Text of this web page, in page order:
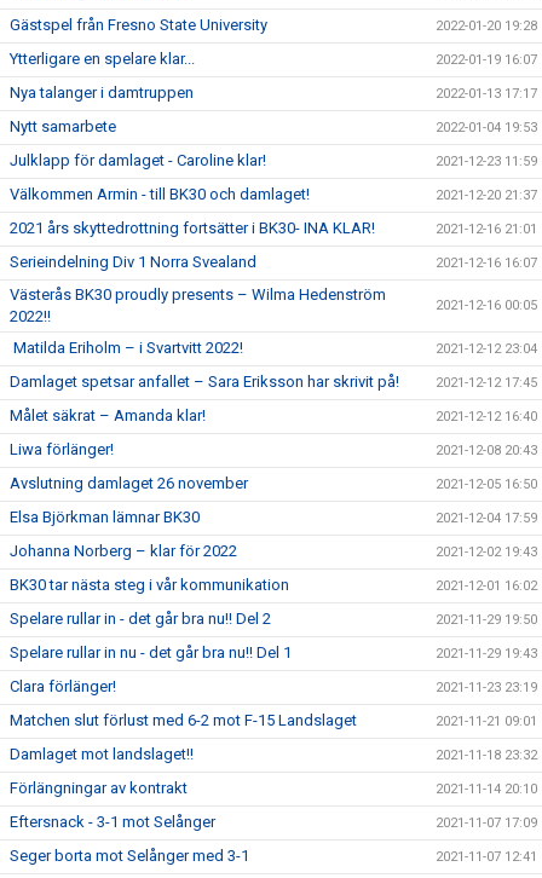
Gästspel från Fresno State University 2022-01-20 19:28
Ytterligare en spelare klar... 2022-01-19 16:07
Nya talanger i damtruppen 2022-01-13 17:17
Nytt samarbete 2022-01-04 19:53
Julklapp för damlaget - Caroline klar! 2021-12-23 11:59
Välkommen Armin - till BK30 och damlaget! 2021-12-20 21:37
2021 års skyttedrottning fortsätter i BK30- INA KLAR! 2021-12-16 21:01
Serieindelning Div 1 Norra Svealand 2021-12-16 16:07
Västerås BK30 proudly presents – Wilma Hedenström
2022!!
2021-12-16 00:05
Matilda Eriholm – i Svartvitt 2022! 2021-12-12 23:04
Damlaget spetsar anfallet – Sara Eriksson har skrivit på! 2021-12-12 17:45
Målet säkrat – Amanda klar! 2021-12-12 16:40
Liwa förlänger! 2021-12-08 20:43
Avslutning damlaget 26 november 2021-12-05 16:50
Elsa Björkman lämnar BK30 2021-12-04 17:59
Johanna Norberg – klar för 2022 2021-12-02 19:43
BK30 tar nästa steg i vår kommunikation 2021-12-01 16:02
Spelare rullar in - det går bra nu!! Del 2 2021-11-29 19:50
Spelare rullar in nu - det går bra nu!! Del 1 2021-11-29 19:43
Clara förlänger! 2021-11-23 23:19
Matchen slut förlust med 6-2 mot F-15 Landslaget 2021-11-21 09:01
Damlaget mot landslaget!! 2021-11-18 23:32
Förlängningar av kontrakt 2021-11-14 20:10
Eftersnack - 3-1 mot Selånger 2021-11-07 17:09
Seger borta mot Selånger med 3-1 2021-11-07 12:41